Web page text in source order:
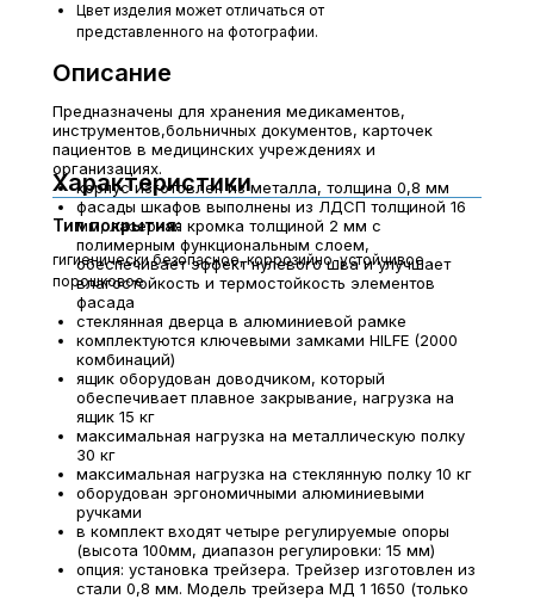
Описание
Предназначены для хранения медикаментов,
инструментов,больничных документов, карточек
пациентов в медицинских учреждениях и
организациях.
корпус изготовлен из металла, толщина 0,8 мм
фасады шкафов выполнены из ЛДСП толщиной 16
мм, лазерная кромка толщиной 2 мм с
полимерным функциональным слоем,
обеспечивает эффект нулевого шва и улучшает
влагостойкость и термостойкость элементов
фасада
стеклянная дверца в алюминиевой рамке
комплектуются ключевыми замками HILFE (2000
комбинаций)
ящик оборудован доводчиком, который
обеспечивает плавное закрывание, нагрузка на
ящик 15 кг
максимальная нагрузка на металлическую полку
30 кг
максимальная нагрузка на стеклянную полку 10 кг
оборудован эргономичными алюминиевыми
ручками
в комплект входят четыре регулируемые опоры
(высота 100мм, диапазон регулировки: 15 мм)
опция: установка трейзера. Трейзер изготовлен из
стали 0,8 мм. Модель трейзера МД 1 1650 (только
Цвет изделия может отличаться от
представленного на фотографии.
Характеристики
гигиенически безопасное, коррозийно-устойчивое
порошковое
Тип покрытия: